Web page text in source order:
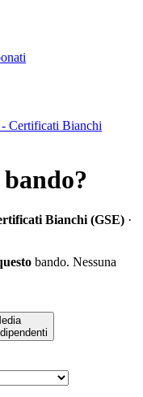
Certificati Bianchi
Bianchi (GSE) ·
bando. Nessuna